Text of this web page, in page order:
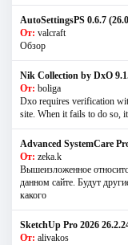
AutoSettingsPS 0.6.7
От: valcraft
Обзор
Nik Collection by DxO
От: boliga
Dxo requires verification
site. When it fails to do so,
Advanced SystemCare
От: zeka.k
Вышеизложенное
данном сайте. Будут
какого
SketchUp Pro 2026
От: alivakos